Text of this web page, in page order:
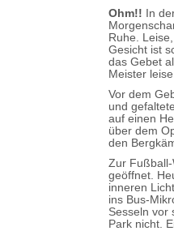
Ohm!! In
Ruhe.
Gesicht ist
das Gebet
Meister
Vor dem
und
auf einen
über dem
den
Zur Fußball-
geöffnet.
inneren
ins Bus-
Sesseln vor
Park nicht.